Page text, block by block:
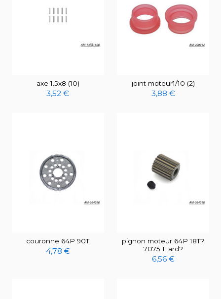
axe 1.5x8 (10)
3,52 €
joint moteur1/10 (2)
3,88 €
couronne 64P 90T
4,78 €
pignon moteur 64P 18T?
7075 Hard?
6,56 €